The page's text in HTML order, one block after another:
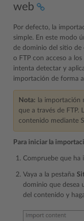
web
Por defecto, la
simple. En este modo
de dominio del sitio de
o FTP con acceso a
intenta detectar y
importación de forma
Nota: la importación
que a través de FTP.
contenido mediante
Para iniciar la
Compruebe que ha
Vaya a la pestaña
dominio que desea
del contenido y